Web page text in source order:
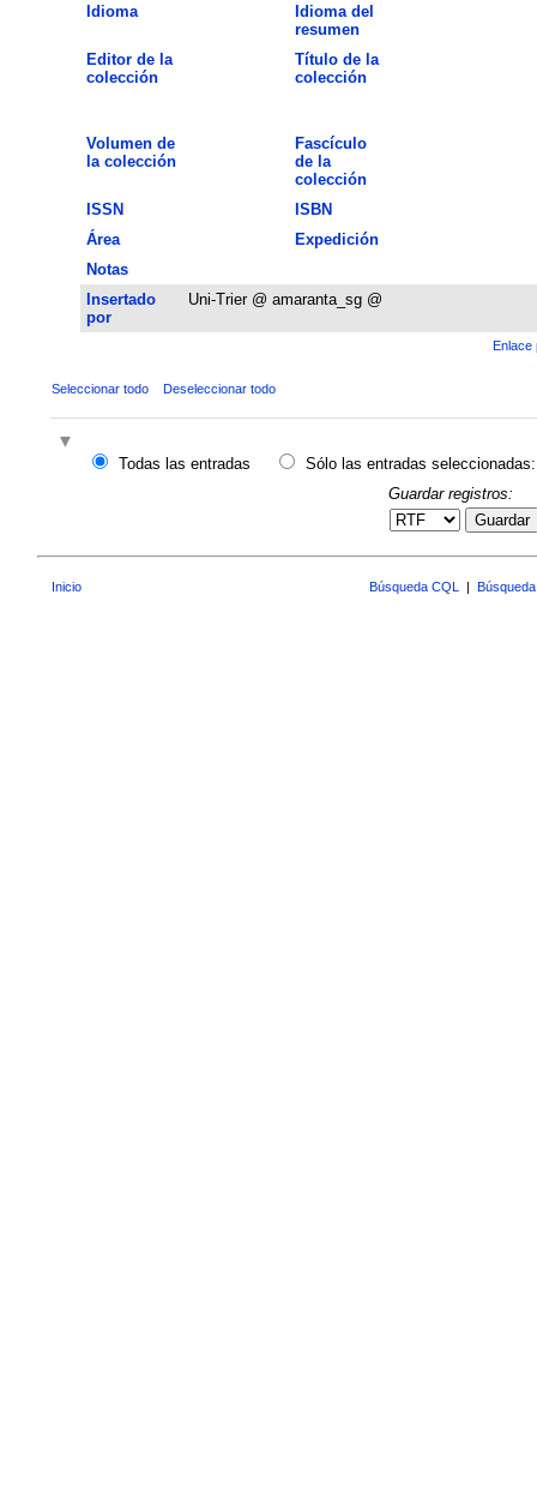
Idioma
Idioma del
resumen
Editor de la
colección
Título de la
colección
Volumen de
la colección
Fascículo
de la
colección
ISSN
ISBN
Área
Expedición
Notas
Insertado
por
Uni-Trier @ amaranta_sg @
Enlace
Seleccionar todo Deseleccionar todo
Todas las entradas
Sólo las entradas seleccionadas:
Guardar registros:
Guardar
Inicio Búsqueda CQL